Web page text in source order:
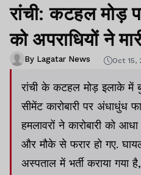
रांची: कटहल मोड़
को अपराधियों ने
By Lagatar News Oct 15,
रांची के कटहल मोड़ इलाके में
सीमेंट कारोबारी पर अंधाधुंध
हमलावरों ने कारोबारी को आधा
और मौके से फरार हो गए.
अस्पताल में भर्ती कराया गया